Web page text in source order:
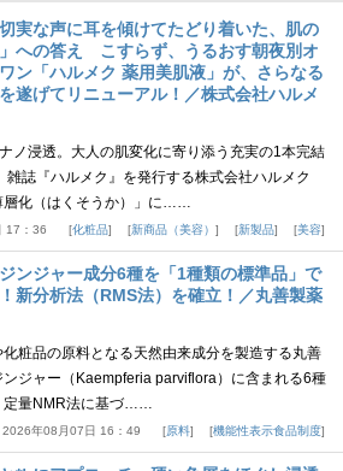
実な声に耳を傾けてたどり着いた、肌の
」への答え こすらず、うるおす朝夜別オ
ン「ハルメク 薬用美肌液」が、さらなる
遂げてリニューアル！／株式会社ハルメ
ノ浸透。大人の肌変化に寄り添う充実の1本完結
誌『ハルメク』を発行する株式会社ハルメク
層化（はくそうか）」に……
17：36 化粧品 新商品（美容） 新製品 美容
ンジャー成分6種を「1種類の標準品」で
新分析法（RMS法）を確立！／丸善製薬
粧品の原料となる天然由来成分を製造する丸善
ジャー（Kaempferia parviflora）に含まれる6種
定量NMR法に基づ……
2026年08月07日 16：49 原料 機能性表示食品制度